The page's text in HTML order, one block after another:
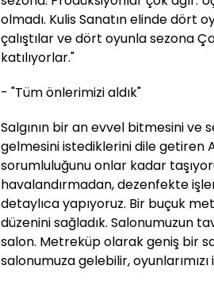
olmadı. Kulis Sanatın elinde dört
çalıştılar ve dört oyunla sezona
katılıyorlar."
- "Tüm önlerimizi aldık"
Salgının bir an evvel bitmesini
gelmesini istediklerini dile getiren
sorumluluğunu onlar kadar
havalandırmadan, dezenfekte
detaylıca yapıyoruz. Bir buçuk
düzenini sağladık. Salonumuzun
salon. Metreküp olarak geniş bir
salonumuza gelebilir,